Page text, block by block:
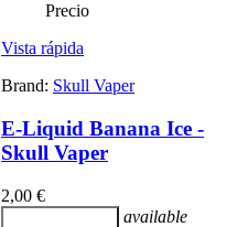
Precio
Vista rápida
Brand: Skull Vaper
E-Liquid Banana Ice -
Skull Vaper
2,00 €
available